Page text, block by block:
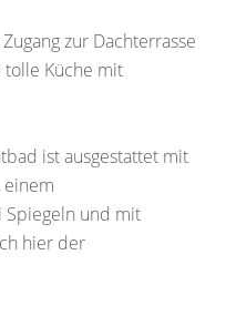
zur Dachterrasse
Küche mit
ist ausgestattet mit
einem
Spiegeln und mit
hier der